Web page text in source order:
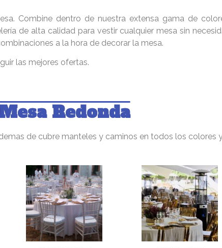
Combine dentro de nuestra extensa gama de
de alta calidad para vestir cualquier mesa sin
a la hora de decorar la mesa.
las mejores ofertas.
Redonda
de cubre manteles y caminos en todos los colores